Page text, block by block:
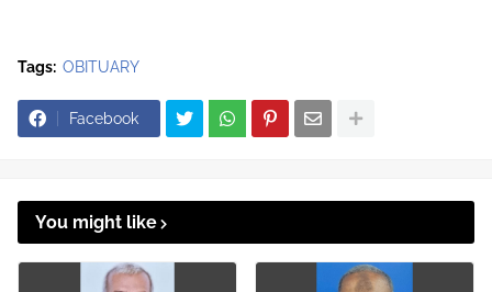
Tags: OBITUARY
Facebook
You might like